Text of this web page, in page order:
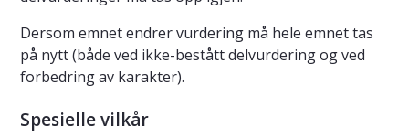
Dersom emnet endrer vurdering må hele emnet tas
på nytt (både ved ikke-bestått delvurdering og ved
forbedring av karakter).
Spesielle vilkår